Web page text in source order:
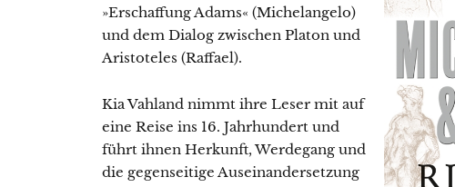
»Erschaffung Adams« (Michelangelo)
und dem Dialog zwischen Platon und
Aristoteles (Raffael).
Kia Vahland nimmt ihre Leser mit auf
eine Reise ins 16. Jahrhundert und
führt ihnen Herkunft, Werdegang und
die gegenseitige Auseinandersetzung